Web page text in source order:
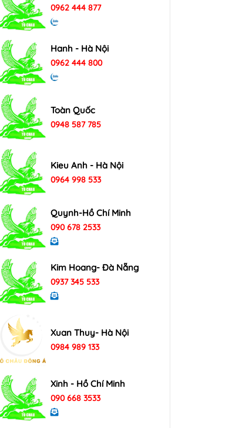
0962 444 877
Hanh - Hà Nội
0962 444 800
Toàn Quốc
0948 587 785
Kieu Anh - Hà Nội
0964 998 533
Quynh-Hồ Chí Minh
090 678 2533
Kim Hoang- Đà Nẵng
0937 345 533
Xuan Thuy- Hà Nội
0984 989 133
Xinh - Hồ Chí Minh
090 668 3533